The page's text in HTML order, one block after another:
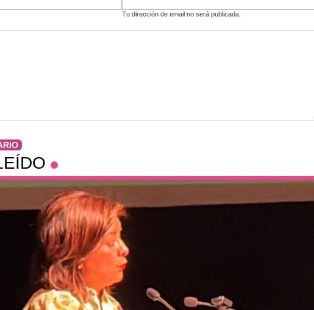
Tu dirección de email no será publicada.